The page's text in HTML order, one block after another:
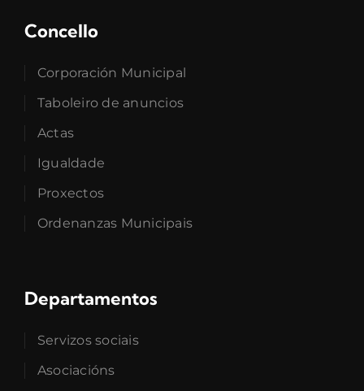
Concello
Corporación Municipal
Taboleiro de anuncios
Actas
Igualdade
Proxectos
Ordenanzas Municipais
Departamentos
Servizos sociais
Asociacións